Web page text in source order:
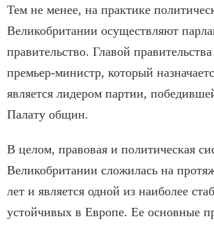
Тем не менее, на практике
Великобритании осуществляют
правительство. Главой правительства
премьер-министр, который
является лидером партии,
Палату общин.
В целом, правовая и политическая
Великобритании сложилась на
лет и является одной из наиболее
устойчивых в Европе. Ее основные